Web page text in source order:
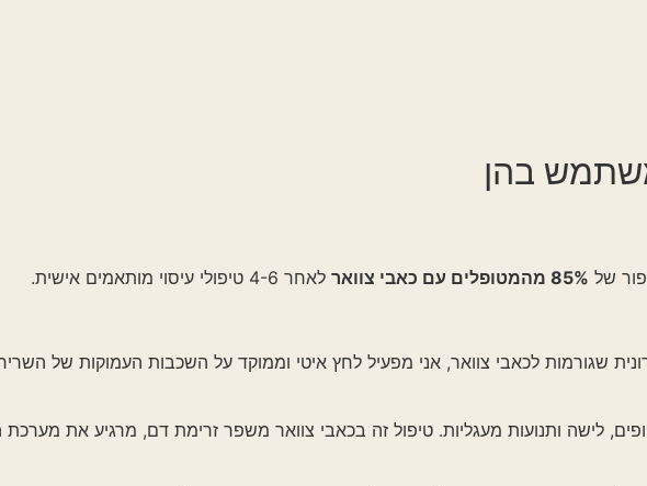
בהן
צוואר
לאחר 4-6 טיפולי עיסוי מותאמים אישית.
לכאבי צוואר, אני מפעיל לחץ איטי וממוקד על השכבות העמוקות של השרירים.
מעגליות. טיפול זה בכאבי צוואר משפר זרימת דם, מרגיע את מערכת העצבים